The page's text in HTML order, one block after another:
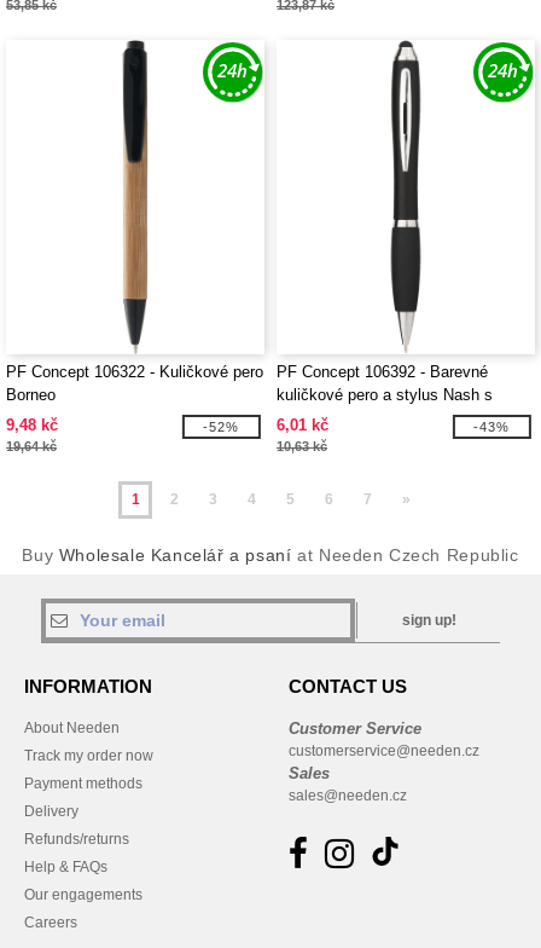
53,85 kč 123,87 kč
PF Concept 106322 - Kuličkové pero
Borneo
9,48 kč
19,64 kč
-52%
PF Concept 106392 - Barevné
kuličkové pero a stylus Nash s
černým úchopem
6,01 kč
10,63 kč
-43%
1 2 3 4 5 6 7 »
Buy Wholesale Kancelář a psaní at Needen Czech Republic
sign up!
INFORMATION
About Needen
Track my order now
Payment methods
Delivery
Refunds/returns
Help & FAQs
Our engagements
Careers
CONTACT US
Customer Service
customerservice@needen.cz
Sales
sales@needen.cz